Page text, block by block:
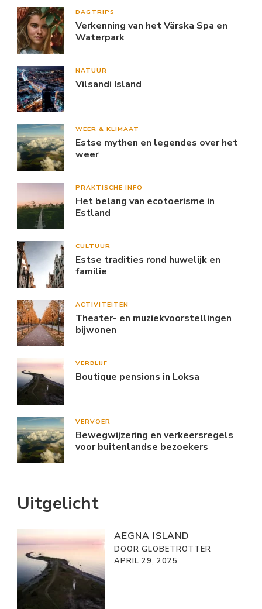
DAGTRIPS
Verkenning van het Värska Spa en
Waterpark
NATUUR
Vilsandi Island
WEER & KLIMAAT
Estse mythen en legendes over het
weer
PRAKTISCHE INFO
Het belang van ecotoerisme in
Estland
CULTUUR
Estse tradities rond huwelijk en
familie
ACTIVITEITEN
Theater- en muziekvoorstellingen
bijwonen
VERBLIJF
Boutique pensions in Loksa
VERVOER
Bewegwijzering en verkeersregels
voor buitenlandse bezoekers
Uitgelicht
AEGNA ISLAND
DOOR GLOBETROTTER
APRIL 29, 2025